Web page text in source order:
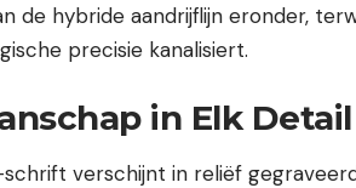
de hybride aandrijflijn eronder,
precisie kanalisiert.
in Elk Detail
verschijnt in reliëf